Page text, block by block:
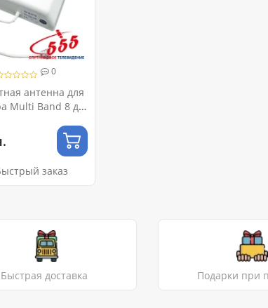
0
антенна для
Multi Band 8 дБ
заказ
Быстрая доставка Подарки при